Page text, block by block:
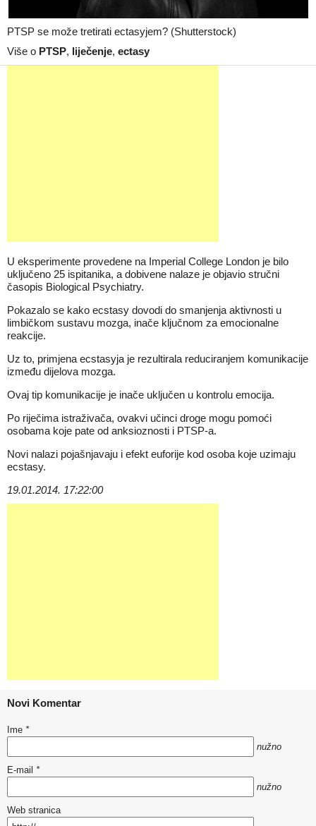
PTSP se može tretirati ectasyjem? (Shutterstock)
Više o PTSP, liječenje, ectasy
U eksperimente provedene na Imperial College London je bilo
uključeno 25 ispitanika, a dobivene nalaze je objavio stručni
časopis Biological Psychiatry.
Pokazalo se kako ecstasy dovodi do smanjenja aktivnosti u
limbičkom sustavu mozga, inače ključnom za emocionalne
reakcije.
Uz to, primjena ecstasyja je rezultirala reduciranjem komunikacije
između dijelova mozga.
Ovaj tip komunikacije je inače uključen u kontrolu emocija.
Po riječima istraživača, ovakvi učinci droge mogu pomoći
osobama koje pate od anksioznosti i PTSP-a.
Novi nalazi pojašnjavaju i efekt euforije kod osoba koje uzimaju
ecstasy.
19.01.2014. 17:22:00
Novi Komentar
Ime *
nužno
E-mail *
nužno
Web stranica